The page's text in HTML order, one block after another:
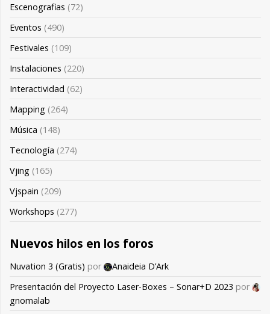
Escenografias (72)
Eventos (490)
Festivales (109)
Instalaciones (220)
Interactividad (62)
Mapping (264)
Música (148)
Tecnología (274)
Vjing (165)
Vjspain (209)
Workshops (277)
Nuevos hilos en los foros
Nuvation 3 (Gratis) por
Anaideia D’Ark
Presentación del Proyecto Laser-Boxes – Sonar+D 2023 por
gnomalab